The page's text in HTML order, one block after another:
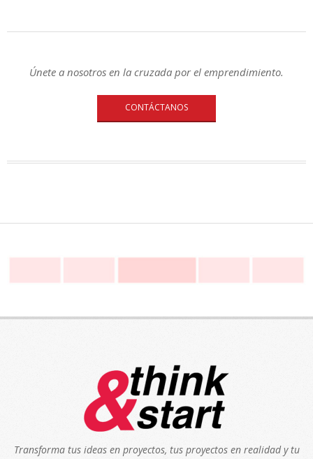
Únete a nosotros en la cruzada por el emprendimiento.
CONTÁCTANOS
Transforma tus ideas en proyectos, tus proyectos en realidad y tu